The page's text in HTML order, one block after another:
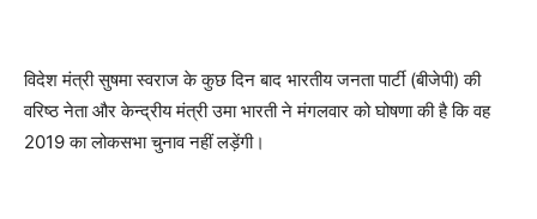
विदेश मंत्री सुषमा स्वराज के कुछ दिन बाद भारतीय जनता पार्टी (बीजेपी) की
वरिष्ठ नेता और केन्द्रीय मंत्री उमा भारती ने मंगलवार को घोषणा की है कि वह
2019 का लोकसभा चुनाव नहीं लड़ेंगी।